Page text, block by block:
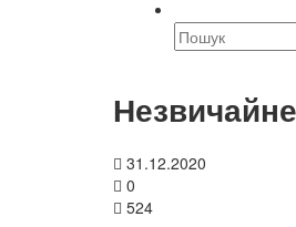
31.12.2020
0
524